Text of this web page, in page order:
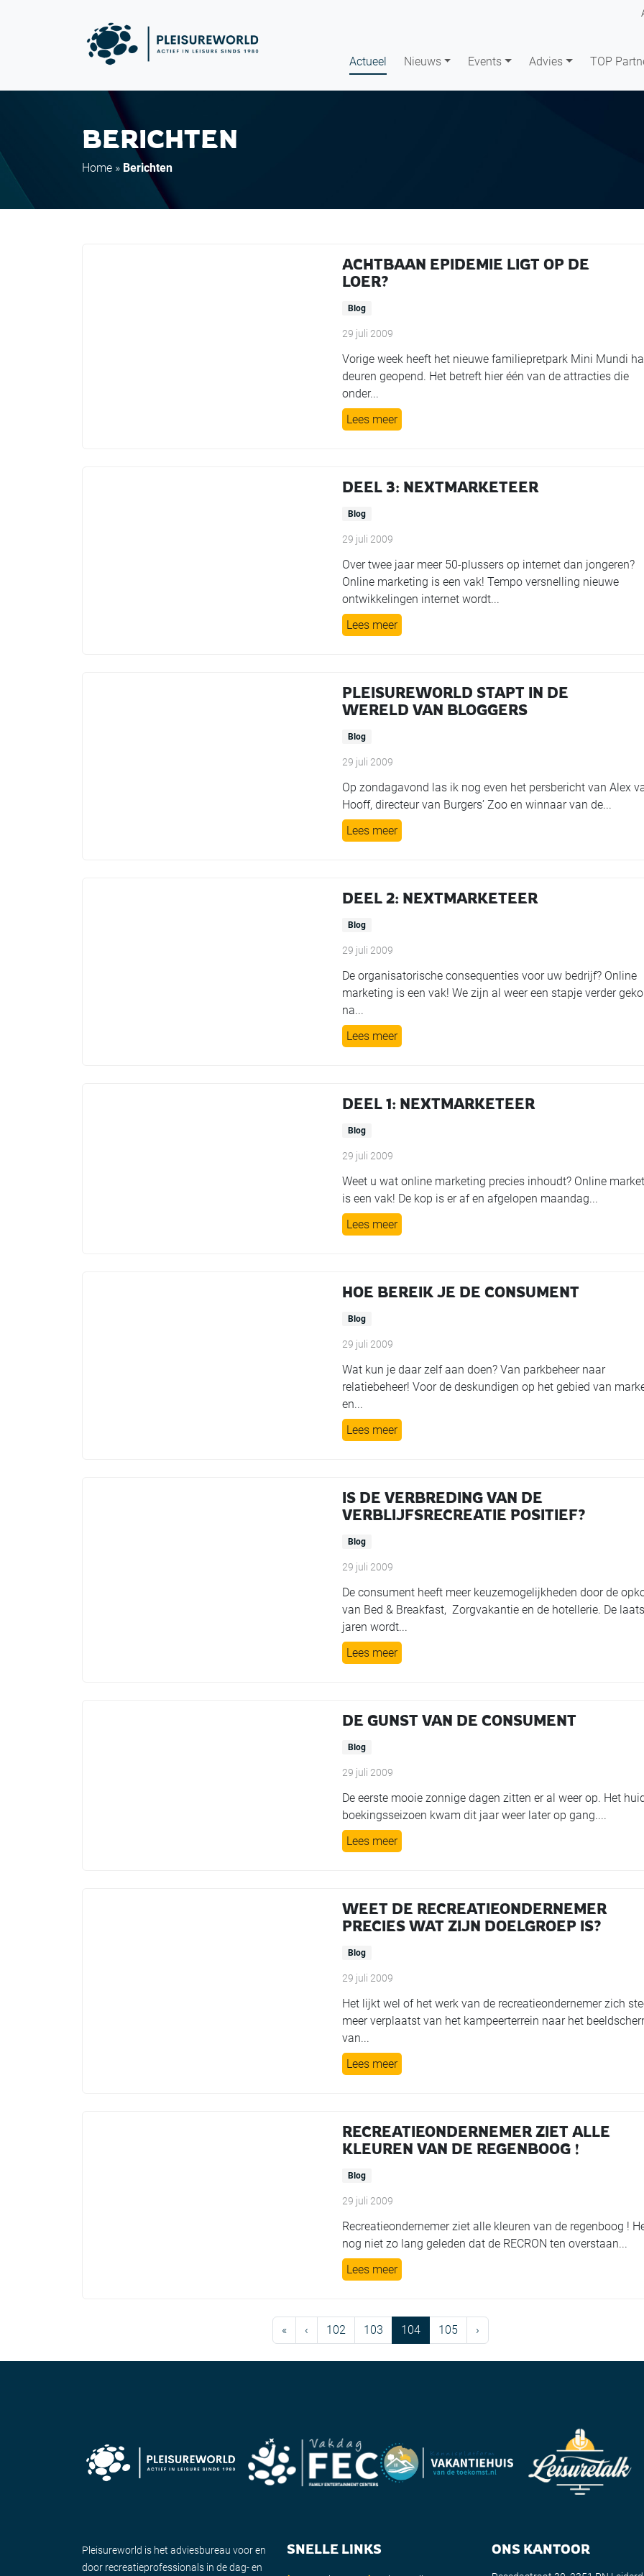
Actueel Nieuws Events Advies TOP
BERICHTEN
Home » Berichten
ACHTBAAN EPIDEMIE LIGT OP DE
LOER?
Blog
29 juli 2009
Vorige week heeft het nieuwe familiepretpark Mini Mundi
deuren geopend. Het betreft hier één van de attracties die
onder...
Lees meer
DEEL 3: NEXTMARKETEER
Blog
29 juli 2009
Over twee jaar meer 50-plussers op internet dan jongeren?
Online marketing is een vak! Tempo versnelling nieuwe
ontwikkelingen internet wordt...
Lees meer
PLEISUREWORLD STAPT IN DE
WERELD VAN BLOGGERS
Blog
29 juli 2009
Op zondagavond las ik nog even het persbericht van Alex
Hooff, directeur van Burgers’ Zoo en winnaar van de...
Lees meer
DEEL 2: NEXTMARKETEER
Blog
29 juli 2009
De organisatorische consequenties voor uw bedrijf? Online
marketing is een vak! We zijn al weer een stapje verder
na...
Lees meer
DEEL 1: NEXTMARKETEER
Blog
29 juli 2009
Weet u wat online marketing precies inhoudt? Online
is een vak! De kop is er af en afgelopen maandag...
Lees meer
HOE BEREIK JE DE CONSUMENT
Blog
29 juli 2009
Wat kun je daar zelf aan doen? Van parkbeheer naar
relatiebeheer! Voor de deskundigen op het gebied van
en...
Lees meer
IS DE VERBREDING VAN DE
VERBLIJFSRECREATIE POSITIEF?
Blog
29 juli 2009
De consument heeft meer keuzemogelijkheden door de
van Bed & Breakfast, Zorgvakantie en de hotellerie. De
jaren wordt...
Lees meer
DE GUNST VAN DE CONSUMENT
Blog
29 juli 2009
De eerste mooie zonnige dagen zitten er al weer op. Het
boekingsseizoen kwam dit jaar weer later op gang....
Lees meer
WEET DE RECREATIEONDERNEMER
PRECIES WAT ZIJN DOELGROEP IS?
Blog
29 juli 2009
Het lijkt wel of het werk van de recreatieondernemer zich
meer verplaatst van het kampeerterrein naar het
van...
Lees meer
RECREATIEONDERNEMER ZIET ALLE
KLEUREN VAN DE REGENBOOG !
Blog
29 juli 2009
Recreatieondernemer ziet alle kleuren van de regenboog !
nog niet zo lang geleden dat de RECRON ten overstaan...
Lees meer
« ‹ Page
102 Page
103 Current Page
104 Page
105 ›
Pleisureworld is het adviesbureau voor en
door recreatieprofessionals in de dag- en
SNELLE LINKS ONS KANTOOR